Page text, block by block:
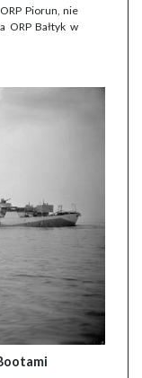
Piorun, nie
ORP Bałtyk w